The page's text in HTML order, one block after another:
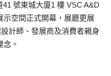
號東城大廈1 樓 VSC A&D
示空間正式開幕，展廳更展
計師、發展商及消費者親身
念。